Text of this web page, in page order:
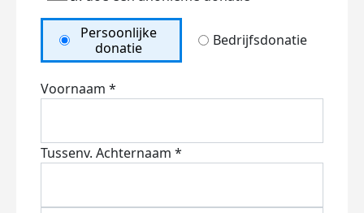
Persoonlijke
donatie
Bedrijfsdonatie
Voornaam *
Tussenv. Achternaam *